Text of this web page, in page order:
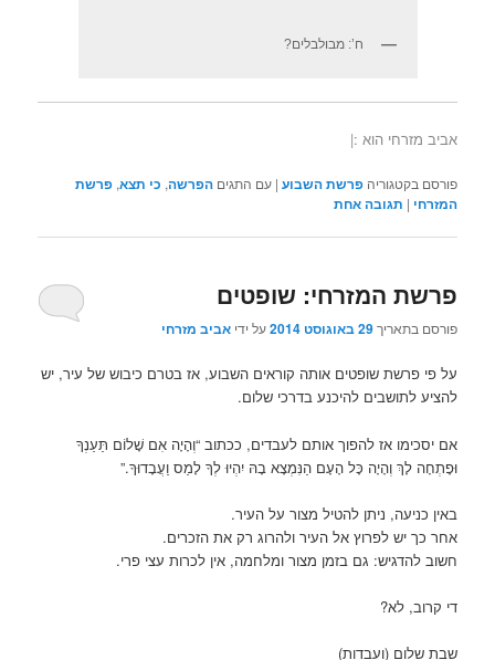
ח’: מבולבלים?
אביב מזרחי הוא :|
פורסם בקטגוריה פרשת השבוע |עם התגים הפרשה, כי תצא,פרשת
המזרחי | תגובהאחת
פרשת המזרחי: שופטים
פורסם בתאריך29 באוגוסט 2014 על ידיאביב מזרחי
על פי פרשת שופטים אותה קוראים השבוע, אז בטרם כיבוש של עיר, יש
להציע לתושבים להיכנע בדרכי שלום.
אם יסכימו אז להפוך אותם לעבדים, ככתוב “וְהָיָה אִם שָׁלוֹם תַּעַנְךָ
וּפָתְחָה לָךְ וְהָיָה כָּל הָעָם הַנִּמְצָא בָהּ יִהְיוּ לְךָ לָמַס וַעֲבָדוּךָ.”
באין כניעה, ניתן להטיל מצור על העיר.
אחר כך יש לפרוץ אל העיר ולהרוג רק את הזכרים.
חשוב להדגיש: גם בזמן מצור ומלחמה, אין לכרות עצי פרי.
די קרוב, לא?
שבת שלום (ועבדות)